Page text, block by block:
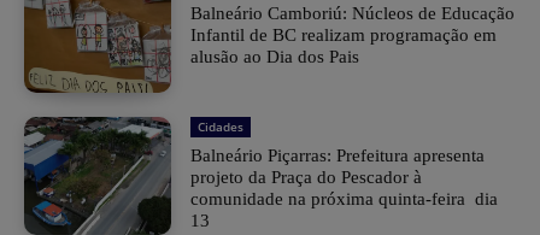
Balneário Camboriú: Núcleos de Educação
Infantil de BC realizam programação em
alusão ao Dia dos Pais
Cidades
Balneário Piçarras: Prefeitura apresenta
projeto da Praça do Pescador à
comunidade na próxima quinta-feira dia
13